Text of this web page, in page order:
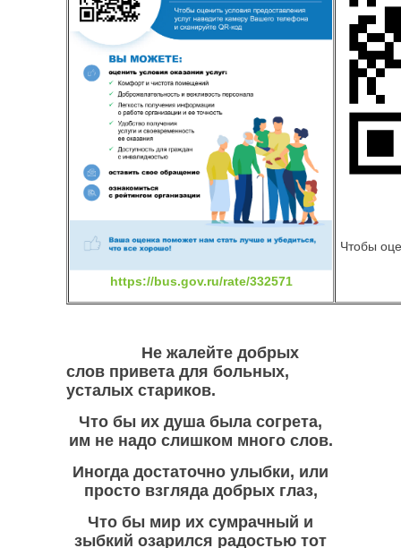
https://bus.gov.ru/rate/332571
Чтобы
Не жалейте добрых
слов привета для больных,
усталых стариков.
Что бы их душа была согрета,
им не надо слишком много слов.
Иногда достаточно улыбки, или
просто взгляда добрых глаз,
Что бы мир их сумрачный и
зыбкий озарился радостью тот